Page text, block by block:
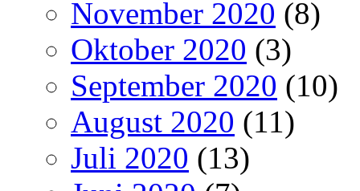
November 2020 (8)
Oktober 2020 (3)
September 2020 (10)
August 2020 (11)
Juli 2020 (13)